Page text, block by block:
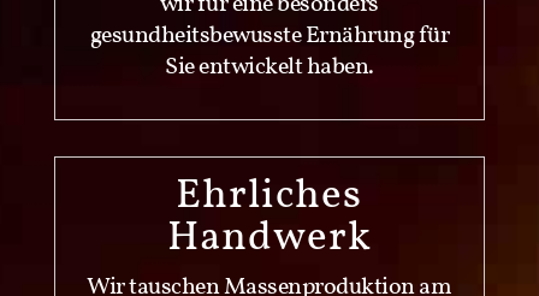
gesundheitsbewusste Ernährung für
Sie entwickelt haben.
Ehrliches
Handwerk
Wir tauschen Massenproduktion am